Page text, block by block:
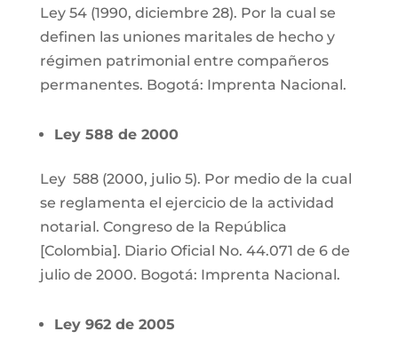
Ley 54 (1990, diciembre 28). Por la cual se
definen las uniones maritales de hecho y
régimen patrimonial entre compañeros
permanentes. Bogotá: Imprenta Nacional.
Ley 588 de 2000
Ley 588 (2000, julio 5). Por medio de la cual
se reglamenta el ejercicio de la actividad
notarial. Congreso de la República
[Colombia]. Diario Oficial No. 44.071 de 6 de
julio de 2000. Bogotá: Imprenta Nacional.
Ley 962 de 2005